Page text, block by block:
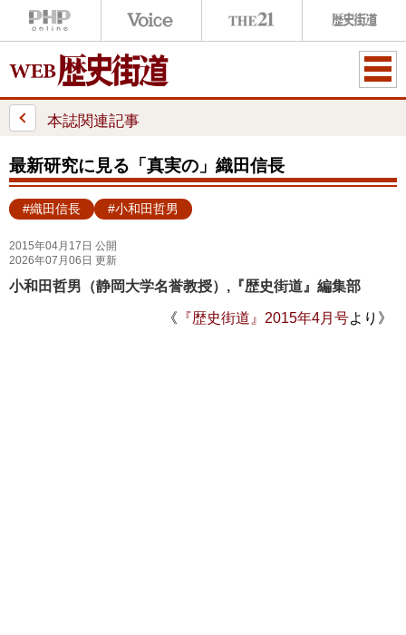
ME
本誌関連記事
最新研究に見る「真実の」織田信長
#織田信長 #小和田哲男
2015年04月17日 公開
2026年07月06日 更新
小和田哲男（静岡大学名誉教授）,『歴史街道』編集部
《 『歴史街道』2015年4月号より》